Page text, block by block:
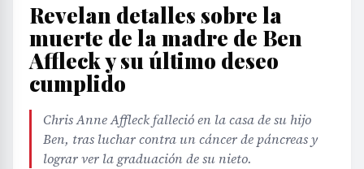
Revelan detalles sobre la
muerte de la madre de Ben
Affleck y su último deseo
cumplido
Chris Anne Affleck falleció en la casa de su hijo
Ben, tras luchar contra un cáncer de páncreas y
lograr ver la graduación de su nieto.